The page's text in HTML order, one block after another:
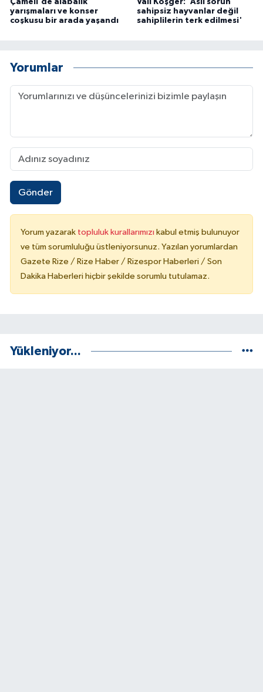
Çameli'de alabalık
yarışmaları ve konser
coşkusu bir arada yaşandı
Vali Köşger: 'Asıl sorun
sahipsiz hayvanlar değil
sahiplilerin terk edilmesi'
Yorumlar
Gönder
Yorum yazarak topluluk kurallarımızı kabul etmiş bulunuyor
ve tüm sorumluluğu üstleniyorsunuz. Yazılan yorumlardan
Gazete Rize / Rize Haber / Rizespor Haberleri / Son
Dakika Haberleri hiçbir şekilde sorumlu tutulamaz.
Yükleniyor...